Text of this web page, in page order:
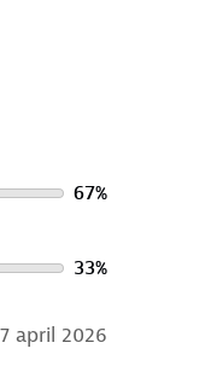
67%
33%
april 2026